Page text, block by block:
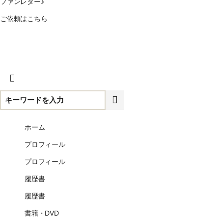
ご依頼はこちら
ホーム
プロフィール
プロフィール
履歴書
履歴書
書籍・DVD